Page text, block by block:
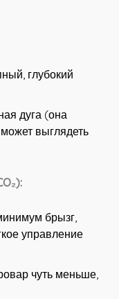
глубокий
дуга (она
выглядеть
брызг,
управление
чуть меньше,